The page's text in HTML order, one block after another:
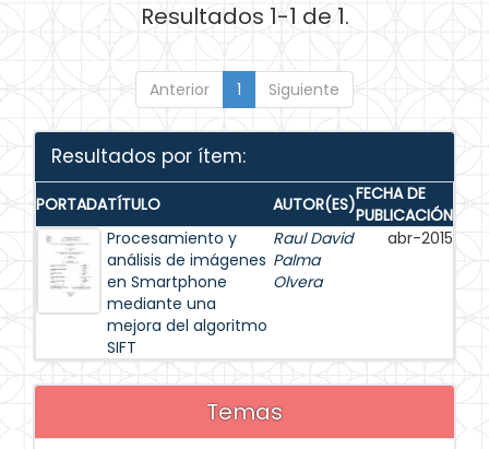
Resultados 1-1 de 1.
Anterior 1 Siguiente
Resultados por ítem:
PORTADATÍTULO AUTOR(ES)FECHA DE
PUBLICACIÓN
Procesamiento y
análisis de imágenes
en Smartphone
mediante una
mejora del algoritmo
SIFT
Raul David
Palma
Olvera
abr-2015
Temas